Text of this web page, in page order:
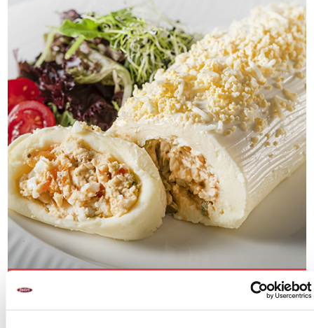
Platos de primavera